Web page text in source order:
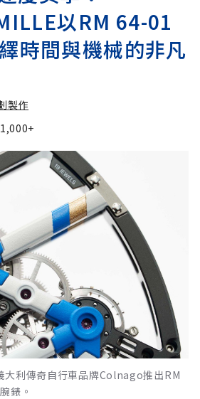
以RM 64-01
時間與機械的非凡
製作
1,000+
大利傳奇自行車品牌Colnago推出RM
錶。